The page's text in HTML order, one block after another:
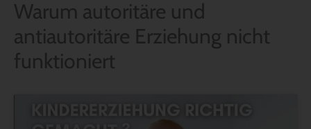
Warum autoritäre und
antiautoritäre Erziehung nicht
funktioniert